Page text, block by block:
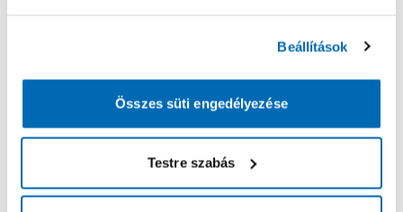
Beállítások
Összes süti engedélyezése
Testre szabás